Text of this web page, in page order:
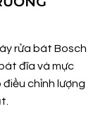
rửa bát Bosch
đĩa và mực
chỉnh lượng